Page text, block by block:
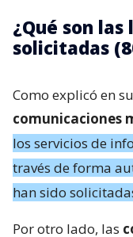
¿Qué son
solicitadas
Como explicó en su
comunicaciones
los servicios de
través de forma
han sido
Por otro lado, las